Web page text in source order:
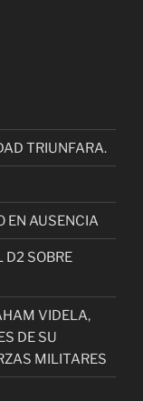
TRIUNFARA.
EN AUSENCIA
D2 SOBRE
VIDELA,
DE SU
MILITARES